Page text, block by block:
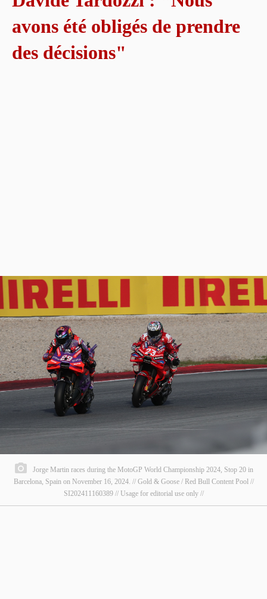
avons été obligés de prendre
des décisions"
Jorge Martin races during the MotoGP World Championship 2024, Stop 20 in
Barcelona, Spain on November 16, 2024. // Gold & Goose / Red Bull Content Pool //
SI202411160389 // Usage for editorial use only //